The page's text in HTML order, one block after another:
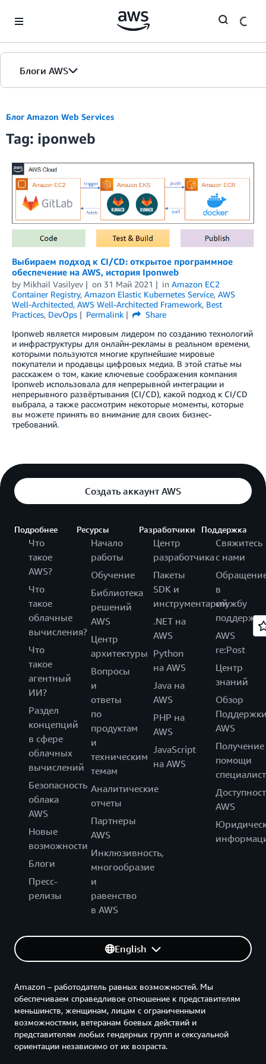
Блоги AWS
Главная страница
Версии
Блог Amazon Web Services
Tag: iponweb
Выбираем подход к CI/CD: открытое программное
обеспечение на AWS, история Iponweb
by Mikhail Vasilyev on 31 Май 2021 in Amazon EC2
Container Registry, Amazon Elastic Kubernetes Service, AWS
Well-Architected, AWS Well-Architected Framework, Best
Practices, DevOps Permalink
Share
Iponweb является мировым лидером по созданию технологий
и инфраструктуры для онлайн-рекламы в реальном времени,
которыми пользуются многие крупнейшие мировые
покупатели и продавцы цифровых медиа. В этой статье мы
расскажем о том, какие ключевые соображения компания
Iponweb использовала для непрерывной интеграции и
непрерывного развёртывания (CI/CD), какой подход к CI/CD
выбрала, а также рассмотрим некоторые моменты, которые
вы можете принять во внимание для своих бизнес-
требований.
Создать аккаунт AWS
Подробнее
Что
такое
AWS?
Что
такое
облачные
вычисления?
Что
такое
агентный
ИИ?
Раздел
концепций
в сфере
облачных
вычислений
Безопасность
облака
AWS
Новые
возможности
Блоги
Пресс-
релизы
Ресурсы
Начало
работы
Обучение
Библиотека
решений
AWS
Центр
архитектуры
Вопросы
и
ответы
по
продуктам
и
техническим
темам
Аналитические
отчеты
Партнеры
AWS
Инклюзивность,
многообразие
и
равенство
в AWS
Разработчики
Центр
разработчика
Пакеты
SDK и
инструментарий
.NET на
AWS
Python
на AWS
Java на
AWS
PHP на
AWS
JavaScript
на AWS
Поддержка
Свяжитесь
с нами
в
службу
поддержки
AWS
re:Post
Центр
знаний
Обзор
AWS
Получение
помощи
AWS
English
Amazon – работодатель равных возможностей. Мы
обеспечиваем справедливое отношение к представителям
меньшинств, женщинам, лицам с ограниченными
возможностями, ветеранам боевых действий и
представителям любых гендерных групп и сексуальной
ориентации независимо от их возраста.